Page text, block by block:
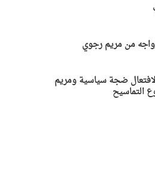
من مريم رجوي
ضجة سياسية ومريم
التماسيح